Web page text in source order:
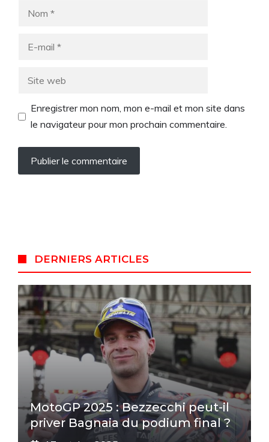
Enregistrer mon nom, mon e-mail et mon site dans
le navigateur pour mon prochain commentaire.
DERNIERS ARTICLES
MotoGP 2025 : Bezzecchi peut-il
priver Bagnaia du podium final ?